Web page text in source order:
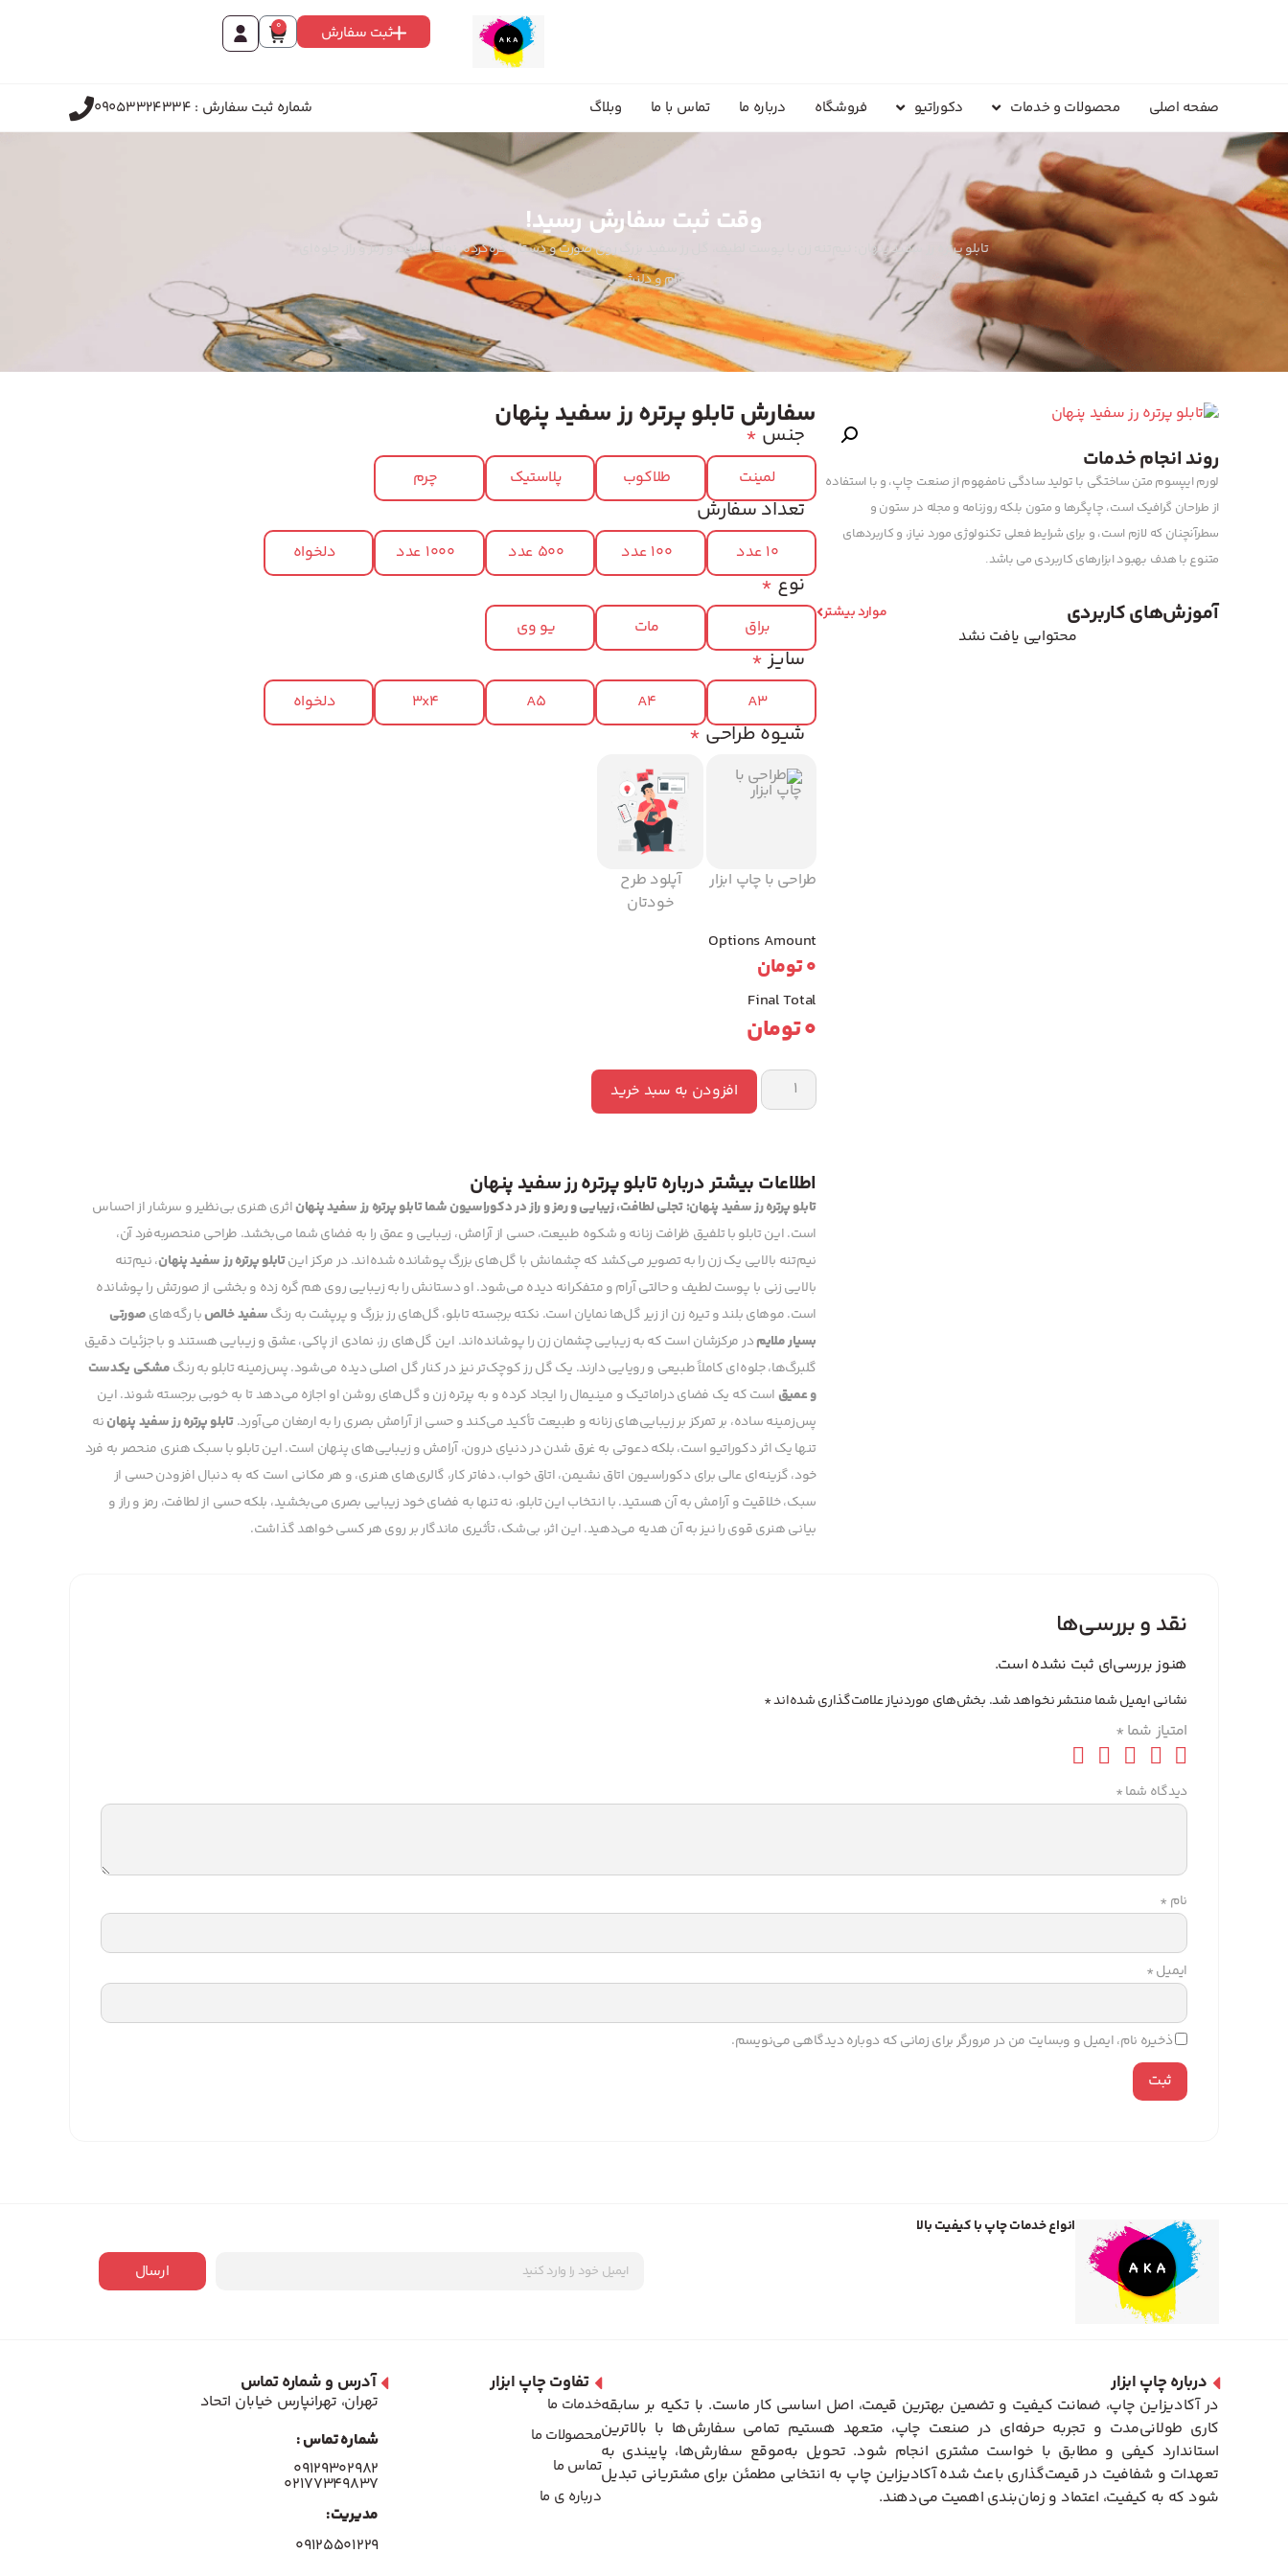
ثبت سفارش 0
صفحه اصلی محصولات و خدمات دکوراتیو فروشگاه درباره ما تماس با ما وبلاگ شماره ثبت سفارش : 09053324334
وقت ثبت سفارش رسید!
تابلو پرتره رز سفید پنهان: نیم‌تنه زن با پوست لطیف، گل رز سفید بزرگ روی صورت و دستان گره‌کرده. نماد لطافت و رمز و راز. جلوه‌ای
آرام و دلنشین.
روند انجام خدمات
لورم ایپسوم متن ساختگی با تولید سادگی نامفهوم از صنعت چاپ، و با استفاده
از طراحان گرافیک است، چاپگرها و متون بلکه روزنامه و مجله در ستون و
سطرآنچنان که لازم است، و برای شرایط فعلی تکنولوژی مورد نیاز، و کاربردهای
متنوع با هدف بهبود ابزارهای کاربردی می باشد.
آموزش‌های کاربردی موارد بیشتر
محتوایی یافت نشد
سفارش تابلو پرتره رز سفید پنهان
* جنس
لمینت طلاکوب پلاستیک چرم
تعداد سفارش
10 عدد 100 عدد 500 عدد 1000 عدد دلخواه
*نوع
براق مات یو وی
*سایز
A3
A4
A5
3x4 دلخواه
*شیوه طراحی
طراحی با چاپ ابزار
آپلود طرح
خودتان
Options Amount
0تومان
Final Total
0تومان
افزودن به سبد خرید
اطلاعات بیشتر درباره تابلو پرتره رز سفید پنهان
تابلو پرتره رز سفید پنهان: تجلی لطافت، زیبایی و رمز و راز در دکوراسیون شماتابلو پرتره رز سفید پنهاناثری هنری بی‌نظیر و سرشار از احساس
است. این تابلو با تلفیق ظرافت زنانه و شکوه طبیعت، حسی از آرامش، زیبایی و عمق را به فضای شما می‌بخشد. طراحی منحصربه‌فرد آن،
نیم‌تنه بالایی یک زن را به تصویر می‌کشد که چشمانش با گل‌های بزرگ پوشانده شده‌اند. در مرکز اینتابلو پرتره رز سفید پنهان، نیم‌تنه
بالایی زنی با پوست لطیف و حالتی آرام و متفکرانه دیده می‌شود. او دستانش را به زیبایی روی هم گره زده و بخشی از صورتش را پوشانده
است. موهای بلند و تیره زن از زیر گل‌ها نمایان است. نکته برجسته تابلو، گل‌های رز بزرگ و پرپشت به رنگسفید خالصبا رگه‌هایصورتی
بسیار ملایمدر مرکزشان است که به زیبایی چشمان زن را پوشانده‌اند. این گل‌های رز، نمادی از پاکی، عشق و زیبایی هستند و با جزئیات دقیق
گلبرگ‌ها، جلوه‌ای کاملاً طبیعی و رویایی دارند. یک گل رز کوچک‌تر نیز در کنار گل اصلی دیده می‌شود. پس‌زمینه تابلو به رنگمشکی یکدست
و عمیق است که یک فضای دراماتیک و مینیمال را ایجاد کرده و به پرتره زن و گل‌های روشن او اجازه می‌دهد تا به خوبی برجسته شوند. این
پس‌زمینه ساده، بر تمرکز بر زیبایی‌های زنانه و طبیعت تأکید می‌کند و حسی از آرامش بصری را به ارمغان می‌آورد.تابلو پرتره رز سفید پنهاننه
تنها یک اثر دکوراتیو است، بلکه دعوتی به غرق شدن در دنیای درون، آرامش و زیبایی‌های پنهان است. این تابلو با سبک هنری منحصر به فرد
خود، گزینه‌ای عالی برای دکوراسیون اتاق نشیمن، اتاق خواب، دفاتر کار، گالری‌های هنری، و هر مکانی است که به دنبال افزودن حسی از
سبک، خلاقیت و آرامش به آن هستید. با انتخاب این تابلو، نه تنها به فضای خود زیبایی بصری می‌بخشید، بلکه حسی از لطافت، رمز و راز و
بیانی هنری قوی را نیز به آن هدیه می‌دهید. این اثر، بی‌شک، تأثیری ماندگار بر روی هر کسی خواهد گذاشت.
نقد و بررسی‌ها
هنوز بررسی‌ای ثبت نشده است.
نشانی ایمیل شما منتشر نخواهد شد. بخش‌های موردنیاز علامت‌گذاری شده‌اند*
امتیاز شما *
دیدگاه شما*
نام *
ایمیل*
ذخیره نام، ایمیل و وبسایت من در مرورگر برای زمانی که دوباره دیدگاهی می‌نویسم.
انواع خدمات چاپ با کیفیت بالا
ارسال
درباره چاپ ابزار
در آکادیزاین چاپ، ضمانت کیفیت و تضمین بهترین قیمت، اصل اساسی کار ماست. با تکیه بر سابقه
کاری طولانی‌مدت و تجربه حرفه‌ای در صنعت چاپ، متعهد هستیم تمامی سفارش‌ها با بالاترین
استاندارد کیفی و مطابق با خواست مشتری انجام شود. تحویل به‌موقع سفارش‌ها، پایبندی به
تعهدات و شفافیت در قیمت‌گذاری باعث شده آکادیزاین چاپ به انتخابی مطمئن برای مشتریانی تبدیل
شود که به کیفیت، اعتماد و زمان‌بندی اهمیت می‌دهند.
تفاوت چاپ ابزار
خدمات ما
محصولات ما
تماس ما
درباره ی ما
آدرس و شماره تماس
تهران، تهرانپارس خیابان اتحاد
شماره تماس :
۰۹۱۲۹۳۰۲۹۸۲
۰۲۱۷۷۳۴۹۸۳۷
مدیریت:
۰۹۱۲۵۵۰۱۲۲۹